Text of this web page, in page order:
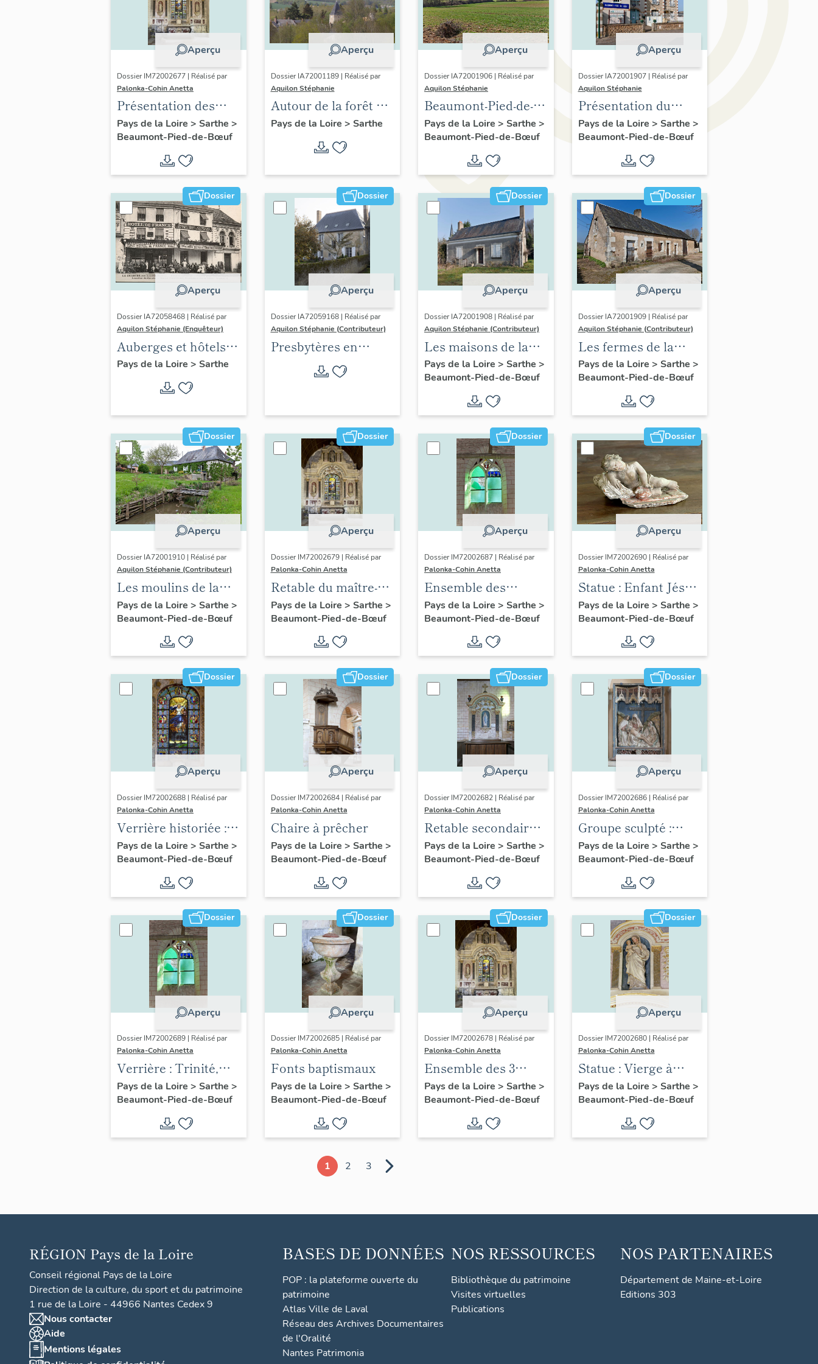
Aperçu
Dossier IM72002677 | Réalisé par
Palonka-Cohin Anetta
Présentation des
objets mobiliers de
l'église paroissiale
Notre-Dame de
Beaumont-Pied-de-
Bœuf
Pays de la Loire > Sarthe >
Beaumont-Pied-de-Bœuf
Aperçu
Dossier IA72001189 | Réalisé par
Aquilon Stéphanie
Autour de la forêt de
Bercé (vallée du
Loir, Sarthe) :
présentation de
l'opération
Pays de la Loire > Sarthe
Aperçu
Dossier IA72001906 | Réalisé par
Aquilon Stéphanie
Beaumont-Pied-de-
Bœuf : présentation
de la commune
Pays de la Loire > Sarthe >
Beaumont-Pied-de-Bœuf
Aperçu
Dossier IA72001907 | Réalisé par
Aquilon Stéphanie
Présentation du
village de Beaumont-
Pied-de-Bœuf
Pays de la Loire > Sarthe >
Beaumont-Pied-de-Bœuf
Dossier
Aperçu
Dossier IA72058468 | Réalisé par
Aquilon Stéphanie (Enquêteur)
Auberges et hôtels
de voyageurs de
l'aire d'étude Val du
Pays de la Loire > Sarthe
Dossier
Aperçu
Dossier IA72059168 | Réalisé par
Aquilon Stéphanie (Contributeur)
Presbytères en
vallée du Loir
Dossier
Aperçu
Dossier IA72001908 | Réalisé par
Aquilon Stéphanie (Contributeur)
Les maisons de la
commune de
Beaumont-Pied-de-
Pays de la Loire > Sarthe >
Beaumont-Pied-de-Bœuf
Dossier
Aperçu
Dossier IA72001909 | Réalisé par
Aquilon Stéphanie (Contributeur)
Les fermes de la
commune de
Beaumont-Pied-de-
Pays de la Loire > Sarthe >
Beaumont-Pied-de-Bœuf
Dossier
Aperçu
Dossier IA72001910 | Réalisé par
Aquilon Stéphanie (Contributeur)
Les moulins de la
commune de
Beaumont-Pied-de-
Pays de la Loire > Sarthe >
Beaumont-Pied-de-Bœuf
Dossier
Aperçu
Dossier IM72002679 | Réalisé par
Palonka-Cohin Anetta
Retable du maître-
autel, autel et
tabernacle
Pays de la Loire > Sarthe >
Beaumont-Pied-de-Bœuf
Dossier
Aperçu
Dossier IM72002687 | Réalisé par
Palonka-Cohin Anetta
Ensemble des
vitraux de l'église
Notre-Dame de
Beaumont-Pied-de-
Bœuf
Pays de la Loire > Sarthe >
Beaumont-Pied-de-Bœuf
Dossier
Aperçu
Dossier IM72002690 | Réalisé par
Palonka-Cohin Anetta
Statue : Enfant Jésus
endormi
Pays de la Loire > Sarthe >
Beaumont-Pied-de-Bœuf
Dossier
Aperçu
Dossier IM72002688 | Réalisé par
Palonka-Cohin Anetta
Verrière historiée :
Assomption, Vie de
la Vierge, Enfance
du Christ
Pays de la Loire > Sarthe >
Beaumont-Pied-de-Bœuf
Dossier
Aperçu
Dossier IM72002684 | Réalisé par
Palonka-Cohin Anetta
Chaire à prêcher
Pays de la Loire > Sarthe >
Beaumont-Pied-de-Bœuf
Dossier
Aperçu
Dossier IM72002682 | Réalisé par
Palonka-Cohin Anetta
Retable secondaire
n° 1 de la Vierge
Pays de la Loire > Sarthe >
Beaumont-Pied-de-Bœuf
Dossier
Aperçu
Dossier IM72002686 | Réalisé par
Palonka-Cohin Anetta
Groupe sculpté :
Déploration
Pays de la Loire > Sarthe >
Beaumont-Pied-de-Bœuf
Dossier
Aperçu
Dossier IM72002689 | Réalisé par
Palonka-Cohin Anetta
Verrière : Trinité,
Vierge de Pitié
Pays de la Loire > Sarthe >
Beaumont-Pied-de-Bœuf
Dossier
Aperçu
Dossier IM72002685 | Réalisé par
Palonka-Cohin Anetta
Fonts baptismaux
Pays de la Loire > Sarthe >
Beaumont-Pied-de-Bœuf
Dossier
Aperçu
Dossier IM72002678 | Réalisé par
Palonka-Cohin Anetta
Ensemble des 3
retables de l'église
paroissiale Notre-
Pays de la Loire > Sarthe >
Beaumont-Pied-de-Bœuf
Dossier
Aperçu
Dossier IM72002680 | Réalisé par
Palonka-Cohin Anetta
Statue : Vierge à
l'Enfant
Pays de la Loire > Sarthe >
Beaumont-Pied-de-Bœuf
1 2 3
RÉGION Pays de la Loire
Conseil régional Pays de la Loire
Direction de la culture, du sport et du patrimoine
1 rue de la Loire - 44966 Nantes Cedex 9
Nous contacter
Aide
Mentions légales
BASES DE DONNÉES
POP : la plateforme ouverte du
patrimoine
Atlas Ville de Laval
Réseau des Archives Documentaires
de l'Oralité
Nantes Patrimonia
NOS RESSOURCES
Bibliothèque du patrimoine
Visites virtuelles
Publications
NOS PARTENAIRES
Département de Maine-et-Loire
Editions 303